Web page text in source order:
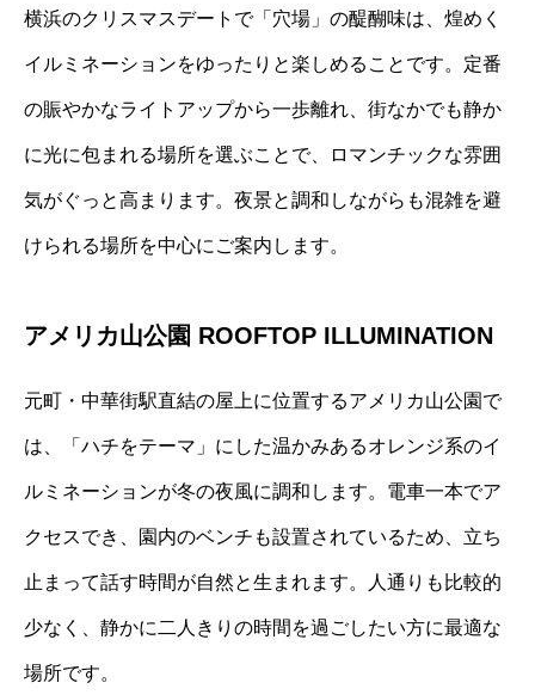
横浜のクリスマスデートで「穴場」の醍醐味は、煌めく
イルミネーションをゆったりと楽しめることです。定番
の賑やかなライトアップから一歩離れ、街なかでも静か
に光に包まれる場所を選ぶことで、ロマンチックな雰囲
気がぐっと高まります。夜景と調和しながらも混雑を避
けられる場所を中心にご案内します。
アメリカ山公園 ROOFTOP ILLUMINATION
元町・中華街駅直結の屋上に位置するアメリカ山公園で
は、「ハチをテーマ」にした温かみあるオレンジ系のイ
ルミネーションが冬の夜風に調和します。電車一本でア
クセスでき、園内のベンチも設置されているため、立ち
止まって話す時間が自然と生まれます。人通りも比較的
少なく、静かに二人きりの時間を過ごしたい方に最適な
場所です。